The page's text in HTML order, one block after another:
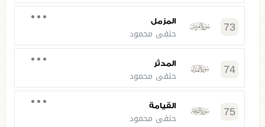
73 المزمل
حنفي محمود
74 المدثر
حنفي محمود
75 القيامة
حنفي محمود